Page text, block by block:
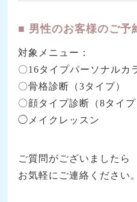
■ 男性のお客様のご予
対象メニュー：
〇16タイプパーソナルカ
〇骨格診断（3タイプ）
〇顔タイプ診断（8タイプ
◯メイクレッスン
ご質問がございましたら
お気軽にご連絡ください。